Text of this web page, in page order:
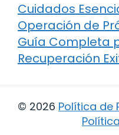
Cuidados
Operación de
Guía Completa
Recuperación
© 2026 Política de